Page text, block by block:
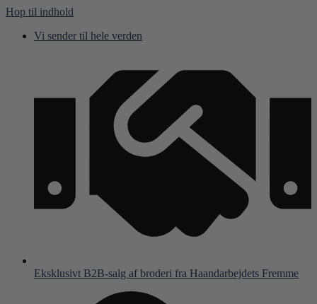
Hop til indhold
Vi sender til hele verden
Eksklusivt B2B-salg af broderi fra Haandarbejdets Fremme